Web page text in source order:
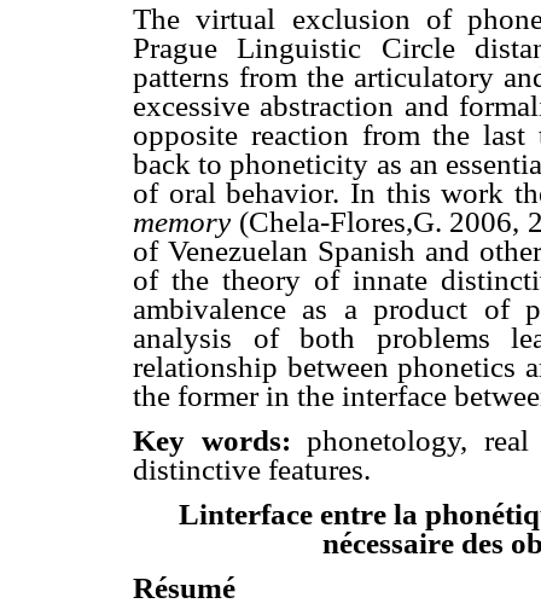
The virtual exclusion of
Prague Linguistic Circle
patterns from the articulatory
excessive abstraction and
opposite reaction from the
back to phoneticity as an
of oral behavior. In this work
memory (Chela-Flores,G. 2006,
of Venezuelan Spanish and
of the theory of innate
ambivalence as a product of
analysis of both problems
relationship between phonetics
the former in the interface
Key words: phonetology, real
distinctive features.
Linterface entre la
nécessaire des
Résumé